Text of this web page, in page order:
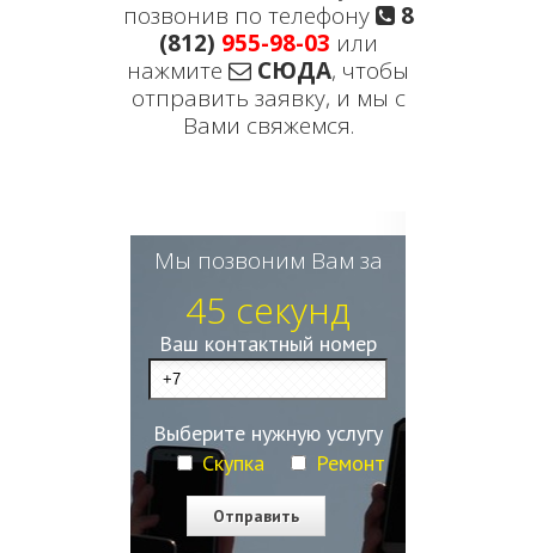
позвонив по телефону
8
(812) 955-98-03 или
нажмите
СЮДА, чтобы
отправить заявку, и мы с
Вами свяжемся.
Мы позвоним Вам за
45 секунд
Ваш контактный номер
Выберите нужную услугу
Скупка
Ремонт